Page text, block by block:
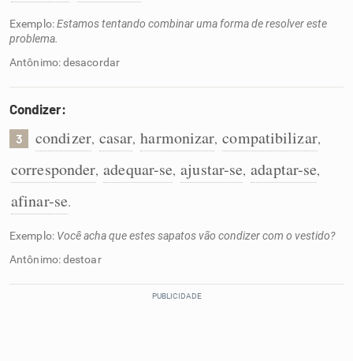
Dicionário
Sinônimos
Exemplo:Estamos tentando combinar uma forma de resolver este
problema.
Antônimo: desacordar
Condizer:
3 condizer, casar, harmonizar, compatibilizar,
corresponder, adequar-se, ajustar-se, adaptar-se,
afinar-se.
Exemplo: Você acha que estes sapatos vão condizer com o vestido?
Antônimo: destoar